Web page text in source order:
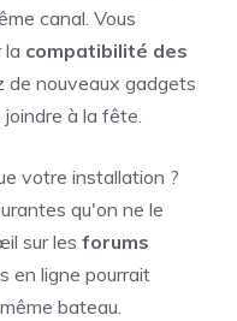
canal. Vous
la compatibilité des
de nouveaux gadgets
à la fête.
votre installation ?
qu'on ne le
sur les forums
en ligne pourrait
bateau.